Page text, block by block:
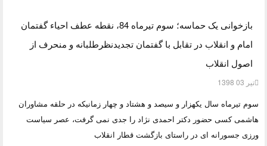
بازخوانی یک حماسه؛ سوم تیرماه 84، نقطه عطف احیاء گفتمان
امام و انقلاب در تقابل با گفتمان تجدیدنظرطلبانه و منحرف از
اصول انقلاب
تیر 03 1398
سوم تیرماه سال یکهزار و سیصد و هشتاد و چهار زمانیکه در حلقه مشاوران
هاشمی کسی حضور دکتر احمدی نژاد را جدی نمی گرفت، عصر سیاست
ورزی جسورانه ای در راستای بازگشت قطار انقلاب